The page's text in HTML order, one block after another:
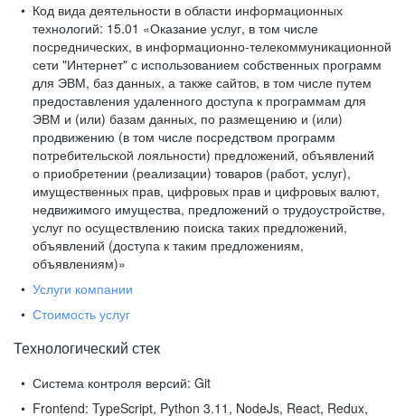
Код вида деятельности в области информационных
технологий: 15.01 «Оказание услуг, в том числе
посреднических, в информационно-телекоммуникационной
сети "Интернет" с использованием собственных программ
для ЭВМ, баз данных, а также сайтов, в том числе путем
предоставления удаленного доступа к программам для
ЭВМ и (или) базам данных, по размещению и (или)
продвижению (в том числе посредством программ
потребительской лояльности) предложений, объявлений
о приобретении (реализации) товаров (работ, услуг),
имущественных прав, цифровых прав и цифровых валют,
недвижимого имущества, предложений о трудоустройстве,
услуг по осуществлению поиска таких предложений,
объявлений (доступа к таким предложениям,
объявлениям)»
Услуги компании
Стоимость услуг
Технологический стек
Система контроля версий: Git
Frontend: TypeScript, Python 3.11, NodeJs, React, Redux,